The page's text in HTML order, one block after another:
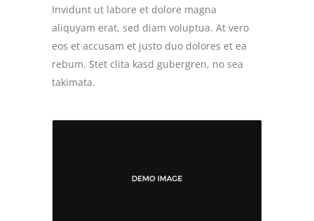
Invidunt ut labore et dolore magna
aliquyam erat, sed diam voluptua. At vero
eos et accusam et justo duo dolores et ea
rebum. Stet clita kasd gubergren, no sea
takimata.